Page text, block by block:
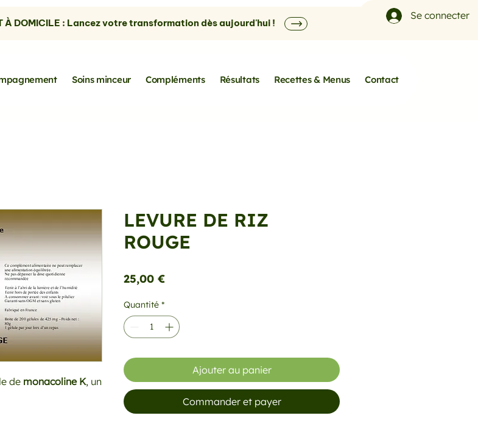
Se connecter
À DOMICILE : Lancez votre transformation dès aujourd'hui !
Soins minceur Compléments Résultats Recettes & Menus Contact
de monacoline K, un
LEVURE DE RIZ
ROUGE
25,00 €Prix
Quantité *
Ajouter au panier
Commander et payer